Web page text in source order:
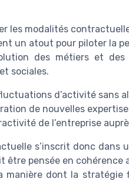
les modalités
un atout pour piloter la
des métiers et
sociales.
d’activité sans
de nouvelles
de l’entreprise
s’inscrit donc dans
être pensée en
manière dont la stratégie